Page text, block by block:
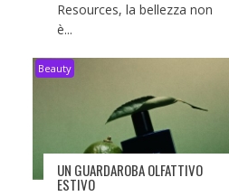
Resources, la bellezza non
è...
Beauty
UN GUARDAROBA OLFATTIVO
ESTIVO